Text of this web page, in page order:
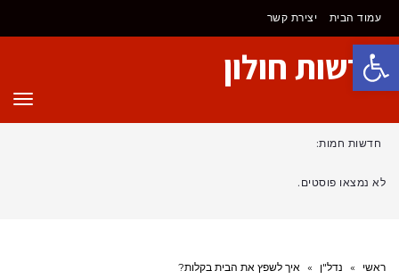
פתח סרגל נגישות
עמוד הבית יצירת קשר
חדשות חולון
חדשות חמות:
לא נמצאו פוסטים.
ראשי » נדל"ן » איך לשפץ את הבית בקלות?